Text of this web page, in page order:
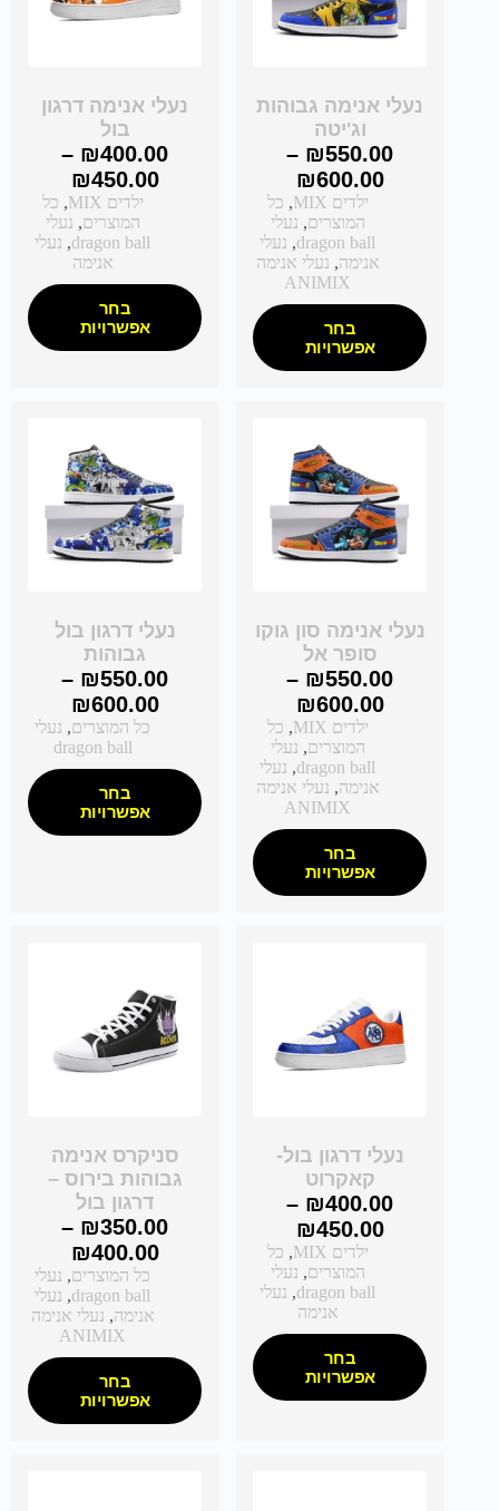
נעלי אנימה גבוהות
וג'יטה
₪550.00
–
₪600.00
ילדים MIX , כל
המוצרים, נעלי
dragon ball
, נעלי
אנימה, נעלי אנימה
ANIMIX
בחר
אפשרויות
נעלי אנימה דרגון
בול
₪400.00
–
₪450.00
ילדים MIX , כל
המוצרים, נעלי
dragon ball
, נעלי
אנימה
בחר
אפשרויות
נעלי אנימה סון גוקו
סופר אל
₪550.00
–
₪600.00
ילדים MIX , כל
המוצרים, נעלי
dragon ball
, נעלי
אנימה, נעלי אנימה
ANIMIX
בחר
אפשרויות
נעלי דרגון בול
גבוהות
₪550.00
–
₪600.00
כל המוצרים, נעלי
dragon ball
בחר
אפשרויות
נעלי דרגון בול-
קאקרוט
₪400.00
–
₪450.00
ילדים MIX , כל
המוצרים, נעלי
dragon ball
, נעלי
אנימה
בחר
אפשרויות
סניקרס אנימה
גבוהות בירוס –
דרגון בול
₪350.00
–
₪400.00
כל המוצרים, נעלי
dragon ball
, נעלי
אנימה, נעלי אנימה
ANIMIX
בחר
אפשרויות